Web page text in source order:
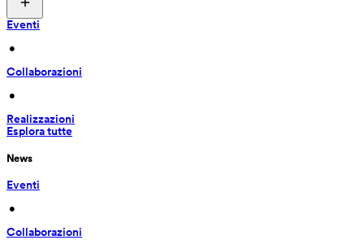
Eventi
•
Collaborazioni
•
Realizzazioni
Esplora tutte
News
Eventi
•
Collaborazioni